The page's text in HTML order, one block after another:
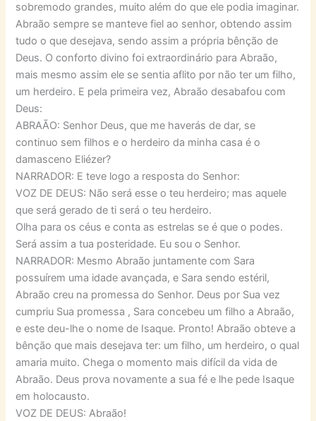
sobremodo grandes, muito além do que ele podia imaginar.
Abraão sempre se manteve fiel ao senhor, obtendo assim
tudo o que desejava, sendo assim a própria bênção de
Deus. O conforto divino foi extraordinário para Abraão,
mais mesmo assim ele se sentia aflito por não ter um filho,
um herdeiro. E pela primeira vez, Abraão desabafou com
Deus:
ABRAÃO: Senhor Deus, que me haverás de dar, se
continuo sem filhos e o herdeiro da minha casa é o
damasceno Eliézer?
NARRADOR: E teve logo a resposta do Senhor:
VOZ DE DEUS: Não será esse o teu herdeiro; mas aquele
que será gerado de ti será o teu herdeiro.
Olha para os céus e conta as estrelas se é que o podes.
Será assim a tua posteridade. Eu sou o Senhor.
NARRADOR: Mesmo Abraão juntamente com Sara
possuírem uma idade avançada, e Sara sendo estéril,
Abraão creu na promessa do Senhor. Deus por Sua vez
cumpriu Sua promessa , Sara concebeu um filho a Abraão,
e este deu-lhe o nome de Isaque. Pronto! Abraão obteve a
bênção que mais desejava ter: um filho, um herdeiro, o qual
amaria muito. Chega o momento mais difícil da vida de
Abraão. Deus prova novamente a sua fé e lhe pede Isaque
em holocausto.
VOZ DE DEUS: Abraão!